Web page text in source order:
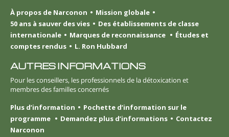
À propos de Narconon
Mission globale
50 ans à sauver des vies
Des établissements de classe
internationale
Marques de reconnaissance
Études et
comptes rendus
L. Ron Hubbard
AUTRES INFORMATIONS
Pour les conseillers, les professionnels de la détoxication et
membres des familles concernés
Plus d’information
Pochette d’information sur le
programme
Demandez plus d’informations
Contactez
Narconon